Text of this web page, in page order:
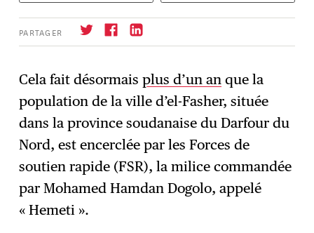
PARTAGER
→ S'abonner
Cela fait désormaisplus d’un an que la
population de la ville d’el-Fasher, située
dans la province soudanaise du Darfour du
Nord, est encerclée par les Forces de
soutien rapide (FSR), la milice commandée
par Mohamed Hamdan Dogolo, appelé
« Hemeti ».